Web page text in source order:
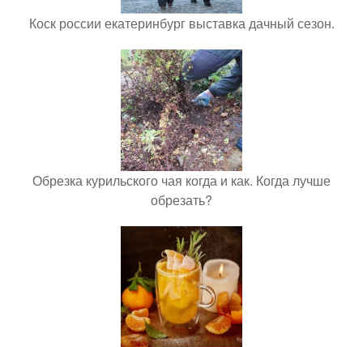
Коск россии екатеринбург выставка дачный сезон.
Обрезка курильского чая когда и как. Когда лучше
обрезать?